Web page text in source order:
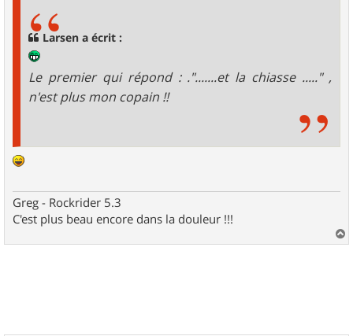
Larsen a écrit :
Le premier qui répond : .".......et la chiasse ....." ,
n'est plus mon copain !!
Greg - Rockrider 5.3
C'est plus beau encore dans la douleur !!!
a